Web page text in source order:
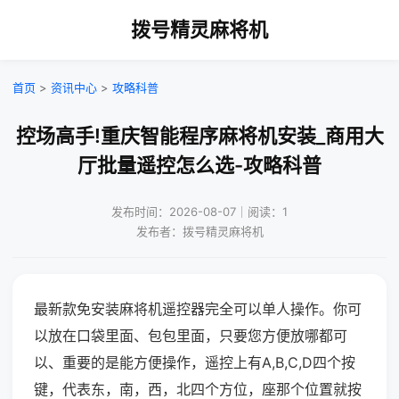
拨号精灵麻将机
首页 > 资讯中心 > 攻略科普
控场高手!重庆智能程序麻将机安装_商用大
厅批量遥控怎么选-攻略科普
发布时间：2026-08-07｜阅读：1
发布者：拨号精灵麻将机
最新款免安装麻将机遥控器完全可以单人操作。你可
以放在口袋里面、包包里面，只要您方便放哪都可
以、重要的是能方便操作，遥控上有A,B,C,D四个按
键，代表东，南，西，北四个方位，座那个位置就按